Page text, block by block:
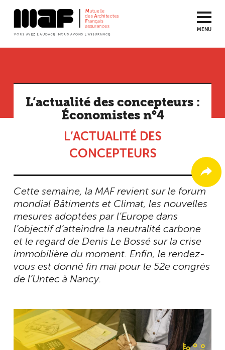
MENU
L’actualité des concepteurs :
Économistes n°4
L’ACTUALITÉ DES
CONCEPTEURS
Cette semaine, la MAF revient sur le forum
mondial Bâtiments et Climat, les nouvelles
mesures adoptées par l’Europe dans
l’objectif d’atteindre la neutralité carbone
et le regard de Denis Le Bossé sur la crise
immobilière du moment. Enfin, le rendez-
vous est donné fin mai pour le 52e congrès
de l’Untec à Nancy.